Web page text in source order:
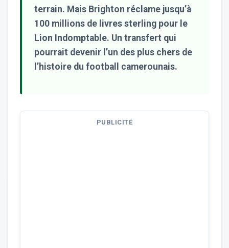
terrain. Mais Brighton réclame jusqu’à
100 millions de livres sterling pour le
Lion Indomptable. Un transfert qui
pourrait devenir l’un des plus chers de
l’histoire du football camerounais.
PUBLICITÉ